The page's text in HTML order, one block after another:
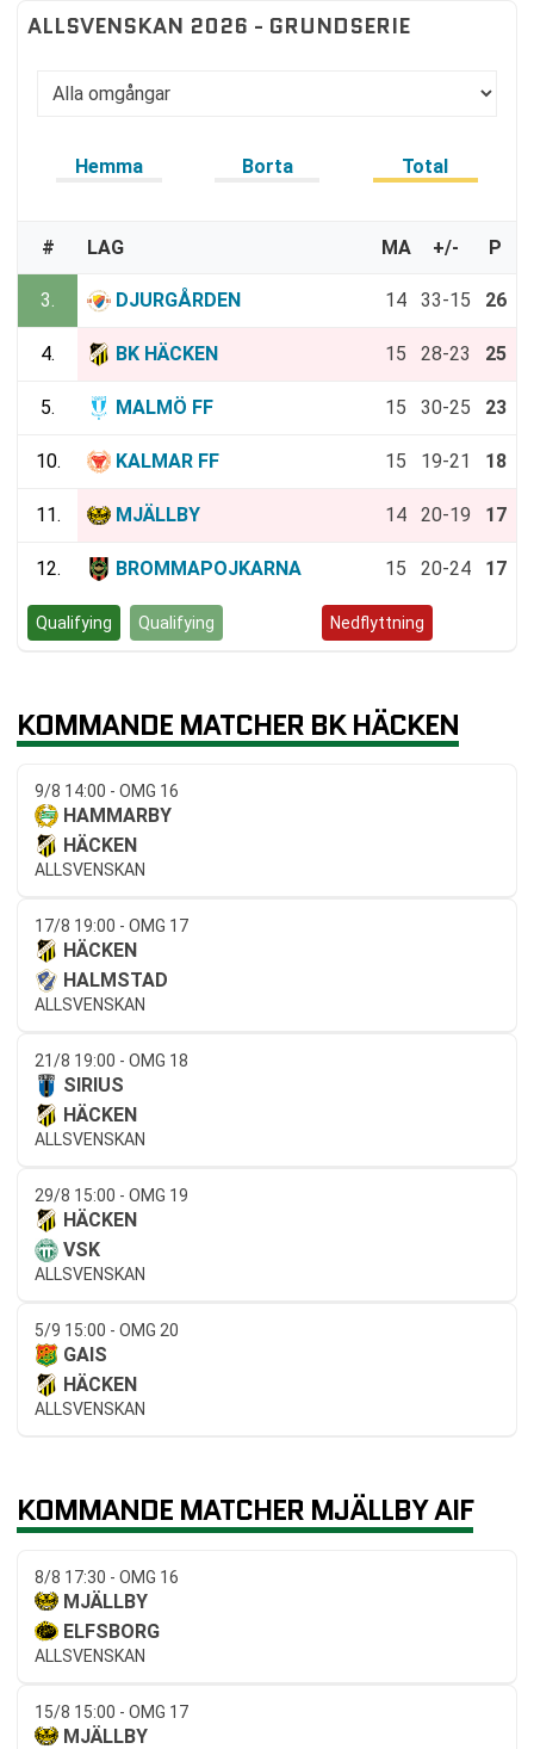
ALLSVENSKAN 2026 - GRUNDSERIE
Hemma Borta Total
# LAG MA +/- P
3. DJURGÅRDEN 14 33-15 26
4. BK HÄCKEN 15 28-23 25
5. MALMÖ FF 15 30-25 23
10. KALMAR FF 15 19-21 18
11. MJÄLLBY 14 20-19 17
12. BROMMAPOJKARNA 15 20-24 17
Qualifying Qualifying Nedflyttning
KOMMANDE MATCHER BK HÄCKEN
9/8 14:00 - OMG 16
HAMMARBY
HÄCKEN
ALLSVENSKAN
17/8 19:00 - OMG 17
HÄCKEN
HALMSTAD
ALLSVENSKAN
21/8 19:00 - OMG 18
SIRIUS
HÄCKEN
ALLSVENSKAN
29/8 15:00 - OMG 19
HÄCKEN
VSK
ALLSVENSKAN
5/9 15:00 - OMG 20
GAIS
HÄCKEN
ALLSVENSKAN
KOMMANDE MATCHER MJÄLLBY AIF
8/8 17:30 - OMG 16
MJÄLLBY
ELFSBORG
ALLSVENSKAN
15/8 15:00 - OMG 17
MJÄLLBY